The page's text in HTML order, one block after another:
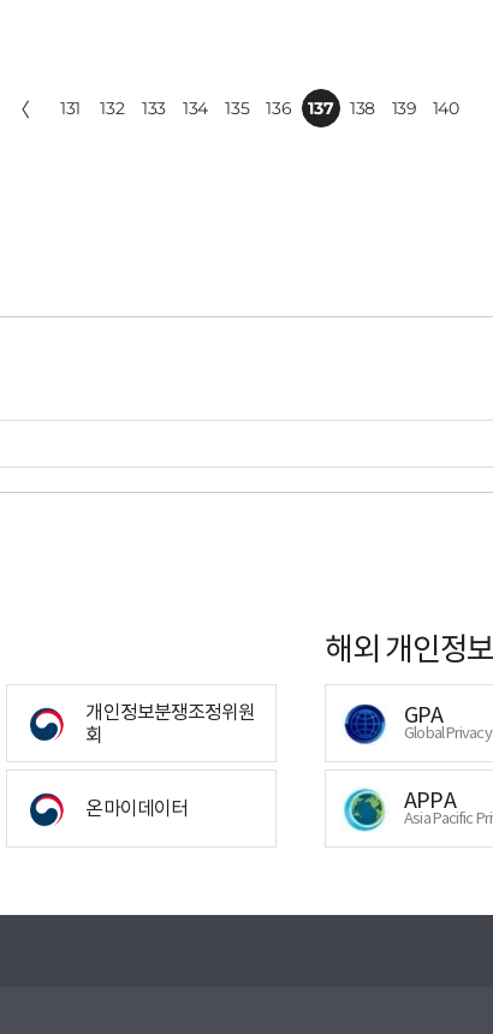
〈 131 132 133 134 135 136 137 138 139 140
개인정보분쟁조정위원
회
온마이데이터
해외 개인정
GPA
Global
APPA
Asia Pacific